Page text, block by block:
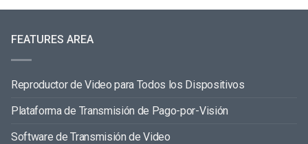
FEATURES AREA
Reproductor de Video para Todos los Dispositivos
Plataforma de Transmisión de Pago-por-Visión
Software de Transmisión de Video